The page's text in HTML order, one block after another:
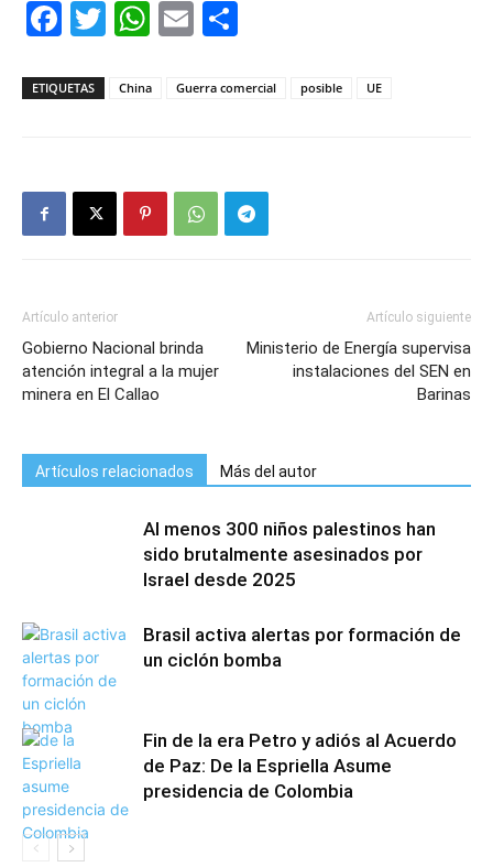
Facebook
Twitter
WhatsApp
Email
ETIQUETAS China Guerra comercial posible UE
Artículo anterior
Gobierno Nacional brinda
atención integral a la mujer
minera en El Callao
Artículo siguiente
Ministerio de Energía supervisa
instalaciones del SEN en
Barinas
Artículos relacionados Más del autor
Al menos 300 niños palestinos han
sido brutalmente asesinados por
Israel desde 2025
Brasil activa alertas por formación de
un ciclón bomba
Fin de la era Petro y adiós al Acuerdo
de Paz: De la Espriella Asume
presidencia de Colombia